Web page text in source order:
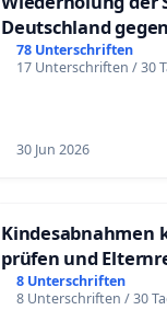
Deutschland
78 Unterschriften
17 Unterschriften / 30
30 Jun 2026
Kindesabnahmen
prüfen und
8 Unterschriften
8 Unterschriften / 30